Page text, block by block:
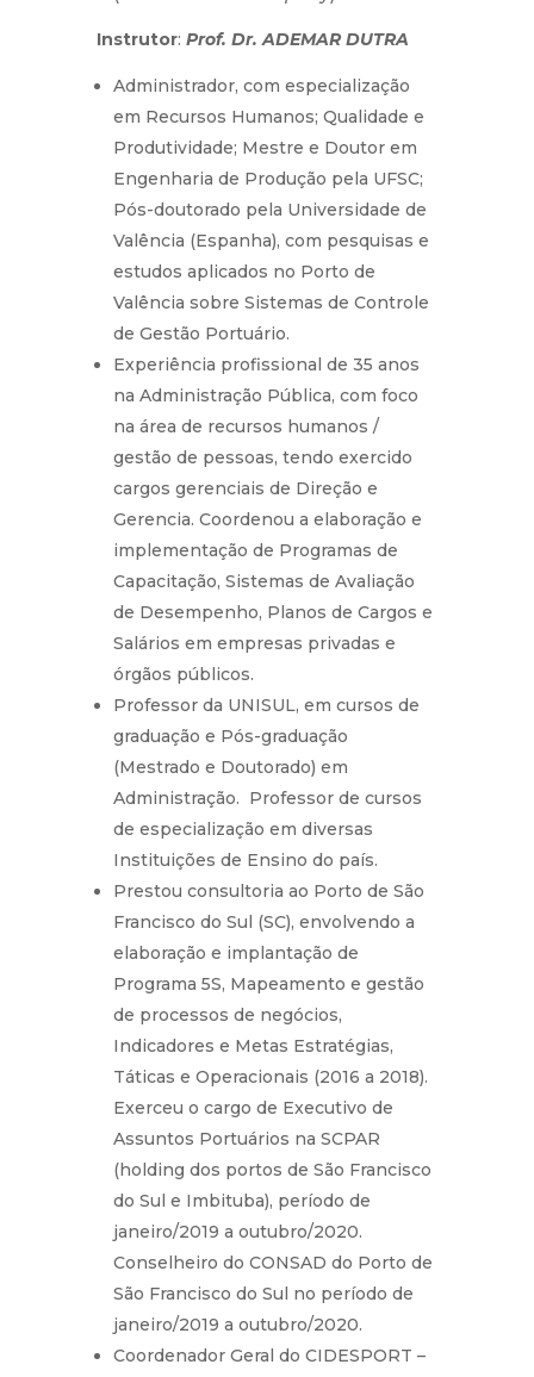
Instrutor: Prof. Dr. ADEMAR DUTRA
Administrador, com especialização
em Recursos Humanos; Qualidade e
Produtividade; Mestre e Doutor em
Engenharia de Produção pela UFSC;
Pós-doutorado pela Universidade de
Valência (Espanha), com pesquisas e
estudos aplicados no Porto de
Valência sobre Sistemas de Controle
de Gestão Portuário.
Experiência profissional de 35 anos
na Administração Pública, com foco
na área de recursos humanos /
gestão de pessoas, tendo exercido
cargos gerenciais de Direção e
Gerencia. Coordenou a elaboração e
implementação de Programas de
Capacitação, Sistemas de Avaliação
de Desempenho, Planos de Cargos e
Salários em empresas privadas e
órgãos públicos.
Professor da UNISUL, em cursos de
graduação e Pós-graduação
(Mestrado e Doutorado) em
Administração. Professor de cursos
de especialização em diversas
Instituições de Ensino do país.
Prestou consultoria ao Porto de São
Francisco do Sul (SC), envolvendo a
elaboração e implantação de
Programa 5S, Mapeamento e gestão
de processos de negócios,
Indicadores e Metas Estratégias,
Táticas e Operacionais (2016 a 2018).
Exerceu o cargo de Executivo de
Assuntos Portuários na SCPAR
(holding dos portos de São Francisco
do Sul e Imbituba), período de
janeiro/2019 a outubro/2020.
Conselheiro do CONSAD do Porto de
São Francisco do Sul no período de
janeiro/2019 a outubro/2020.
Coordenador Geral do CIDESPORT –